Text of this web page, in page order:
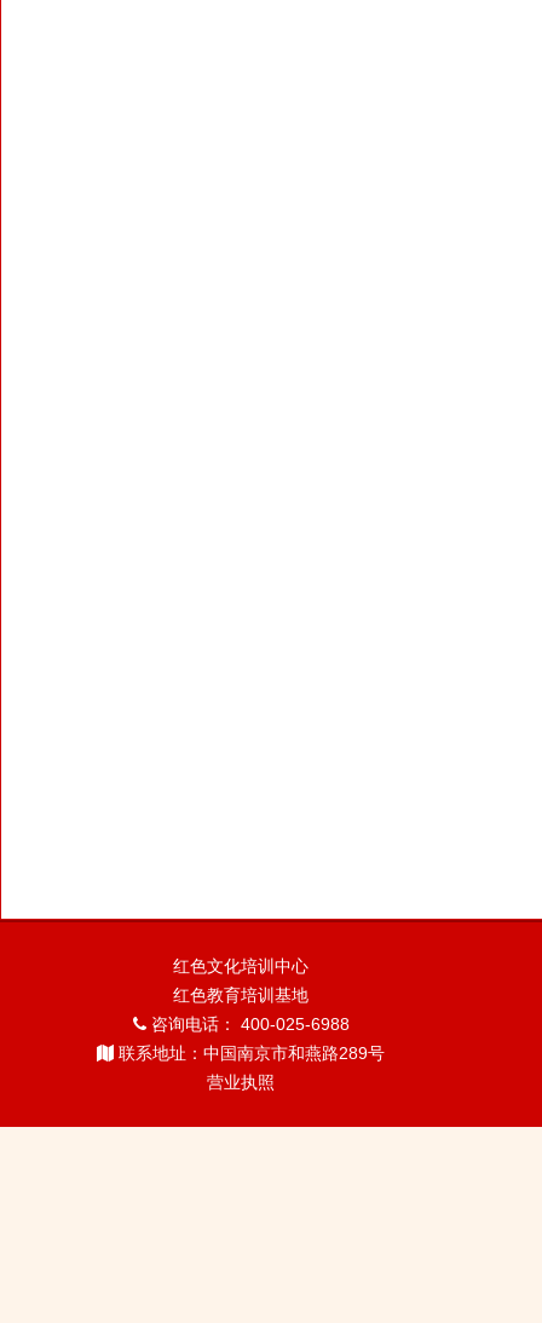
红色文化培训中心
红色教育培训基地
咨询电话： 400-025-6988
联系地址：中国南京市和燕路289号
营业执照